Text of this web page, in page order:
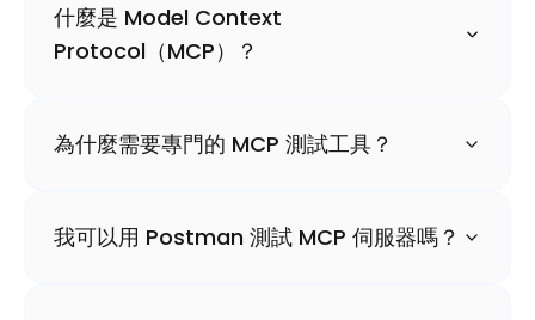
什麼是 Model Context
Protocol（MCP）？
為什麼需要專門的 MCP 測試工具？
我可以用 Postman 測試 MCP 伺服器嗎？